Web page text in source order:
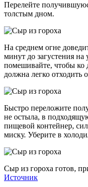
Перелейте
толстым дном.
На среднем огне
минут до загустения
помешивайте, чтобы ко
должна легко отходить
Быстро переложите
не остыла, в
пищевой контейнер,
миску. Уберите в
Cыр из гороха готов,
Источник